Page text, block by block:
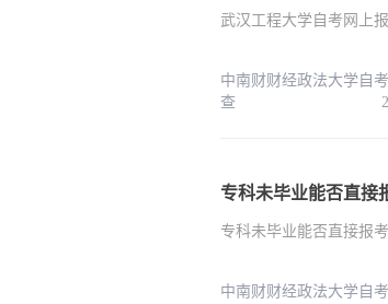
武汉工程大学自考网上
中南财财经政法大学自
查 2013-
专科未毕业能否直接
专科未毕业能否直接报
中南财财经政法大学自